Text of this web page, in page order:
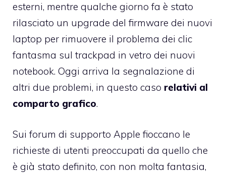
esterni, mentre qualche giorno fa è stato
rilasciato un upgrade del firmware dei nuovi
laptop per rimuovere il problema dei clic
fantasma sul trackpad in vetro dei nuovi
notebook. Oggi arriva la segnalazione di
altri due problemi, in questo caso relativi al
comparto grafico.
Sui forum di supporto Apple fioccano le
richieste di utenti preoccupati da quello che
è già stato definito, con non molta fantasia,